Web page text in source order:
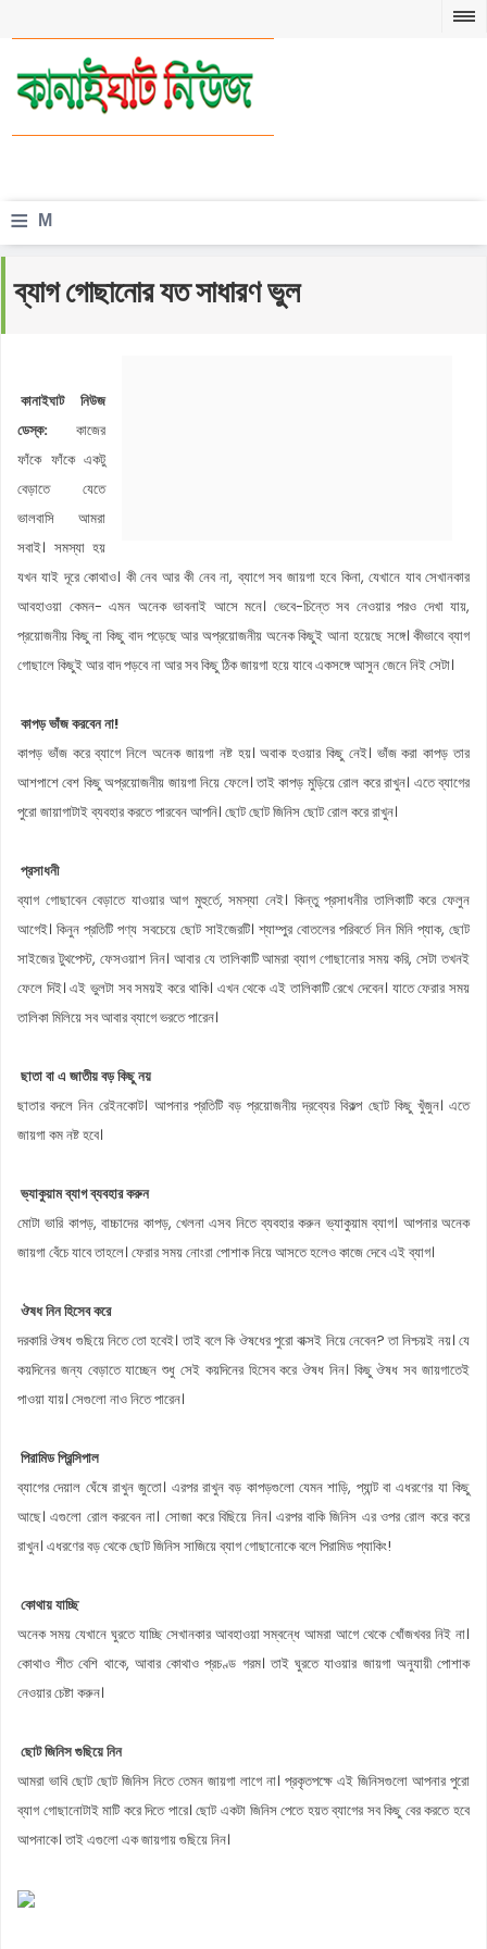
≡ M
n
ব্যাগ গোছানোর যত সাধারণ ভুল
কানাইঘাট নিউজ
ডেস্ক:
কাজের
ফাঁকে ফাঁকে একটু
বেড়াতে যেতে
ভালবাসি আমরা
সবাই। সমস্যা হয়
যখন যাই দূরে কোথাও। কী নেব আর কী নেব না, ব্যাগে সব জায়গা হবে কিনা, যেখানে যাব সেখানকার
আবহাওয়া কেমন- এমন অনেক ভাবনাই আসে মনে। ভেবে-চিন্তে সব নেওয়ার পরও দেখা যায়,
প্রয়োজনীয় কিছু না কিছু বাদ পড়েছে আর অপ্রয়োজনীয় অনেক কিছুই আনা হয়েছে সঙ্গে। কীভাবে ব্যাগ
গোছালে কিছুই আর বাদ পড়বে না আর সব কিছু ঠিক জায়গা হয়ে যাবে একসঙ্গে আসুন জেনে নিই সেটা।
কাপড় ভাঁজ করবেন না!
কাপড় ভাঁজ করে ব্যাগে নিলে অনেক জায়গা নষ্ট হয়। অবাক হওয়ার কিছু নেই। ভাঁজ করা কাপড় তার
আশপাশে বেশ কিছু অপ্রয়োজনীয় জায়গা নিয়ে ফেলে। তাই কাপড় মুড়িয়ে রোল করে রাখুন। এতে ব্যাগের
পুরো জায়াগাটাই ব্যবহার করতে পারবেন আপনি। ছোট ছোট জিনিস ছোট রোল করে রাখুন।
প্রসাধনী
ব্যাগ গোছাবেন বেড়াতে যাওয়ার আগ মুহুর্তে, সমস্যা নেই। কিন্তু প্রসাধনীর তালিকাটি করে ফেলুন
আগেই। কিনুন প্রতিটি পণ্য সবচেয়ে ছোট সাইজেরটি। শ্যাম্পুর বোতলের পরিবর্তে নিন মিনি প্যাক, ছোট
সাইজের টুথপেস্ট, ফেসওয়াশ নিন। আবার যে তালিকাটি আমরা ব্যাগ গোছানোর সময় করি, সেটা তখনই
ফেলে দিই। এই ভুলটা সব সময়ই করে থাকি। এখন থেকে এই তালিকাটি রেখে দেবেন। যাতে ফেরার সময়
তালিকা মিলিয়ে সব আবার ব্যাগে ভরতে পারেন।
ছাতা বা এ জাতীয় বড় কিছু নয়
ছাতার বদলে নিন রেইনকোট। আপনার প্রতিটি বড় প্রয়োজনীয় দ্রব্যের বিকল্প ছোট কিছু খুঁজুন। এতে
জায়গা কম নষ্ট হবে।
ভ্যাকুয়াম ব্যাগ ব্যবহার করুন
মোটা ভারি কাপড়, বাচ্চাদের কাপড়, খেলনা এসব নিতে ব্যবহার করুন ভ্যাকুয়াম ব্যাগ। আপনার অনেক
জায়গা বেঁচে যাবে তাহলে। ফেরার সময় নোংরা পোশাক নিয়ে আসতে হলেও কাজে দেবে এই ব্যাগ।
ঔষধ নিন হিসেব করে
দরকারি ঔষধ গুছিয়ে নিতে তো হবেই। তাই বলে কি ঔষধের পুরো বাক্সই নিয়ে নেবেন? তা নিশ্চয়ই নয়। যে
কয়দিনের জন্য বেড়াতে যাচ্ছেন শুধু সেই কয়দিনের হিসেব করে ঔষধ নিন। কিছু ঔষধ সব জায়গাতেই
পাওয়া যায়। সেগুলো নাও নিতে পারেন।
পিরামিড প্রিন্সিপাল
ব্যাগের দেয়াল ঘেঁষে রাখুন জুতো। এরপর রাখুন বড় কাপড়গুলো যেমন শাড়ি, প্যান্ট বা এধরণের যা কিছু
আছে। এগুলো রোল করবেন না। সোজা করে বিছিয়ে নিন। এরপর বাকি জিনিস এর ওপর রোল করে করে
রাখুন। এধরণের বড় থেকে ছোট জিনিস সাজিয়ে ব্যাগ গোছানোকে বলে পিরামিড প্যাকিং!
কোথায় যাচ্ছি
অনেক সময় যেখানে ঘুরতে যাচ্ছি সেখানকার আবহাওয়া সম্বন্ধে আমরা আগে থেকে খোঁজখবর নিই না।
কোথাও শীত বেশি থাকে, আবার কোথাও প্রচণ্ড গরম। তাই ঘুরতে যাওয়ার জায়গা অনুযায়ী পোশাক
নেওয়ার চেষ্টা করুন।
ছোট জিনিস গুছিয়ে নিন
আমরা ভাবি ছোট ছোট জিনিস নিতে তেমন জায়গা লাগে না। প্রকৃতপক্ষে এই জিনিসগুলো আপনার পুরো
ব্যাগ গোছানোটাই মাটি করে দিতে পারে। ছোট একটা জিনিস পেতে হয়ত ব্যাগের সব কিছু বের করতে হবে
আপনাকে। তাই এগুলো এক জায়গায় গুছিয়ে নিন।